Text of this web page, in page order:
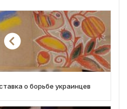
о борьбе украинцев